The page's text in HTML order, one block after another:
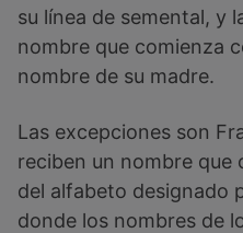
su línea de semental, y
nombre que comienza
nombre de su madre.
Las excepciones son
reciben un nombre que
del alfabeto designado
donde los nombres de